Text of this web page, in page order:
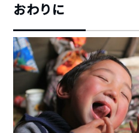
おわりに